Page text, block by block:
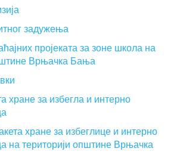
задужења
пројеката за зоне школа на
Врњачка Бања
хране за избегла и интерно
хране за избеглице и интерно
на територији општине Врњачка